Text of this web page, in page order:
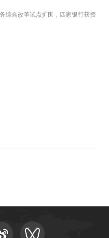
综合改革试点扩围，四家银行获授